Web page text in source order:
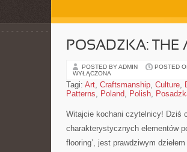
POSADZKA: THE
POSTED BY ADMIN POSTED
WYŁĄCZONA
Tagi: Art, Craftsmanship, Culture,
Patterns, Poland, Polish,
Witajcie kochani czytelnicy! Dziś
charakterystycznych ⁤elementów
flooring’, jest prawdziwym